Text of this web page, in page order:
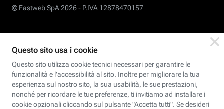
© Fastweb SpA 2026 - P.IVA 12878470157